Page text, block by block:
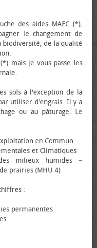
des aides MAEC (*),
le changement de
biodiversité, de la qualité
mais je vous passe les
sols à l'exception de la
utiliser d'engrais. Il y a
ou au pâturage. Le
en Commun
et Climatiques
milieux humides −
prairies (MHU 4)
:
permanentes